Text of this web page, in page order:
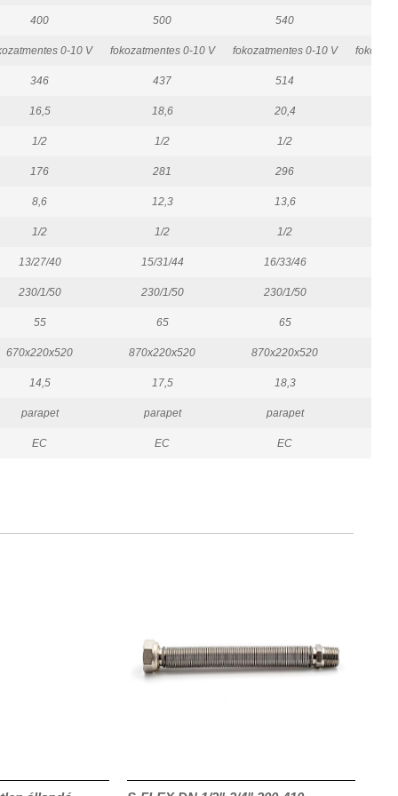
400 500 540
0-10 V fokozatmentes 0-10 V fokozatmentes 0-10 V
346 437 514
16,5 18,6 20,4
1/2 1/2 1/2
176 281 296
8,6 12,3 13,6
1/2 1/2 1/2
13/27/40 15/31/44 16/33/46
230/1/50 230/1/50 230/1/50
55 65 65
670x220x520 870x220x520 870x220x520
14,5 17,5 18,3
parapet parapet parapet
EC EC EC